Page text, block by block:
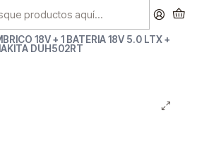
3 cuotas sin interés! Ver más
18V + 1 BATERIA 18V 5.0 LTX +
DUH502RT